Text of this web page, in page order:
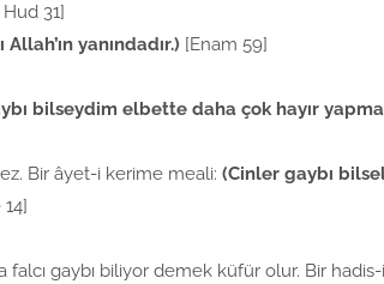
31]
yanındadır.) [Enam 59]
bilseydim elbette daha çok hayır
Bir âyet-i kerime meali: (Cinler gaybı
falcı gaybı biliyor demek küfür olur. Bir